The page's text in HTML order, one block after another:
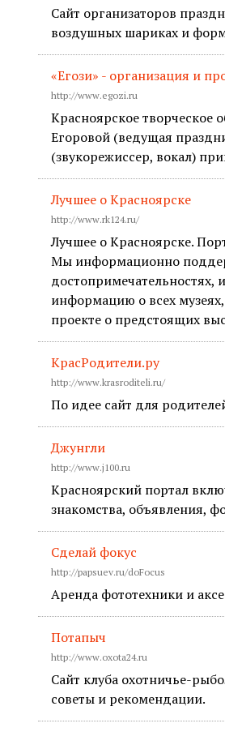
Сайт организаторов
воздушных шариках и
«Егози» - организация и
http://www.egozi.ru
Красноярское
Егоровой (ведущая
(звукорежиссер, вокал)
Лучшее о Красноярске
http://www.rk124.ru/
Лучшее о Красноярске.
Мы информационно
достопримечательностях,
информацию о всех
проекте о предстоящих
КрасРодители.ру
http://www.krasroditeli.ru/
По идее сайт для
Джунгли
http://www.j100.ru
Красноярский портал
знакомства, объявления,
Сделай фокус
http://papsuev.ru/doFocus
Аренда фототехники и
Потапыч
http://www.oxota24.ru
Сайт клуба охотничье-
советы и рекомендации.